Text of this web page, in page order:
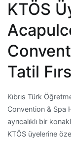
KTÖS
Tatil
Kıbrıs Türk
Convention & Spa
ayrıcalıklı bir
KTÖS üyelerine